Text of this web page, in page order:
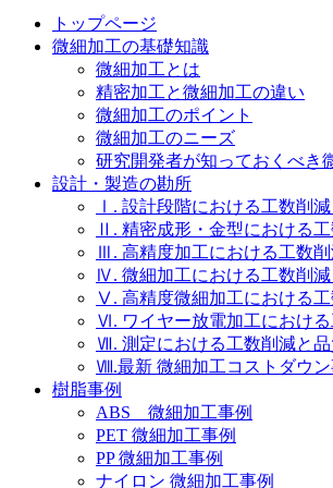
トップページ
微細加工の基礎知識
微細加工とは
精密加工と微細加工の違い
微細加工のポイント
微細加工のニーズ
研究開発者が知っておくべき
設計・製造の勘所
Ⅰ. 設計段階における工数削
Ⅱ. 精密成形・金型における
Ⅲ. 高精度加工における工数
Ⅳ. 微細加工における工数削
Ⅴ. 高精度微細加工における
Ⅵ. ワイヤー放電加工におけ
Ⅶ. 測定における工数削減と品
Ⅷ.最新 微細加工コストダウン
樹脂事例
ABS 微細加工事例
PET 微細加工事例
PP 微細加工事例
ナイロン 微細加工事例